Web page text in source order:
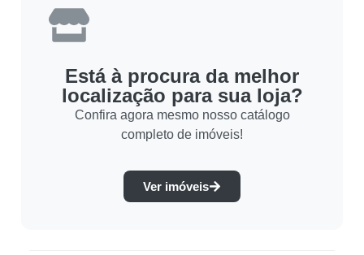
Está à procura da melhor
localização para sua loja?
Confira agora mesmo nosso catálogo
completo de imóveis!
Ver imóveis